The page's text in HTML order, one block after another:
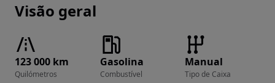
Visão geral
123 000 km
Quilómetros
Gasolina
Combustível
Manual
Tipo de Caixa